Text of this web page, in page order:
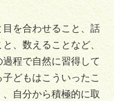
を合わせること、話
、数えることなど、
程で自然に習得して
どもはこういったこ
自分から積極的に取